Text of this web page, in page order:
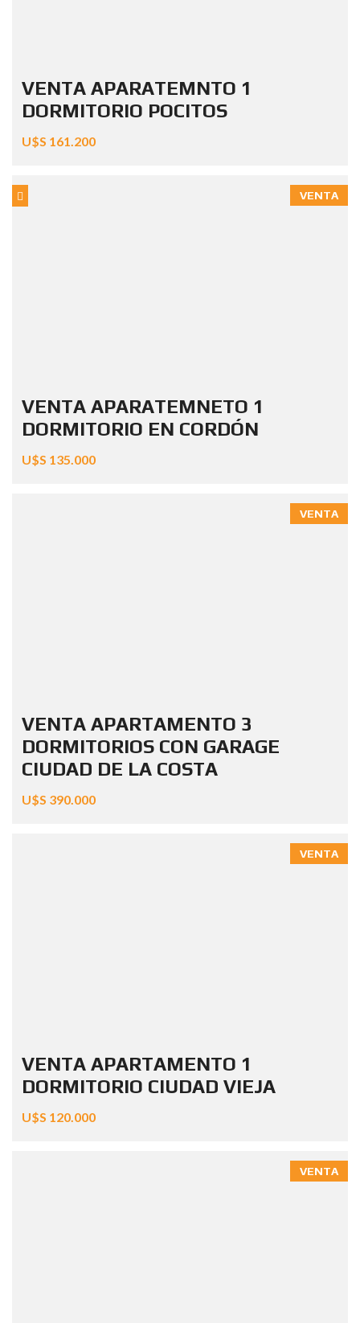
VENTA APARATEMNTO 1
DORMITORIO POCITOS
U$S 161.200
VENTA
VENTA APARATEMNETO 1
DORMITORIO EN CORDÓN
U$S 135.000
VENTA
VENTA APARTAMENTO 3
DORMITORIOS CON GARAGE
CIUDAD DE LA COSTA
U$S 390.000
VENTA
VENTA APARTAMENTO 1
DORMITORIO CIUDAD VIEJA
U$S 120.000
VENTA